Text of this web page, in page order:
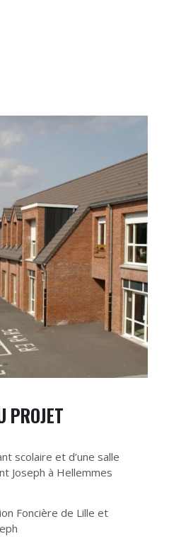
PROJET
scolaire et d’une salle
Joseph à Hellemmes
Foncière de Lille et